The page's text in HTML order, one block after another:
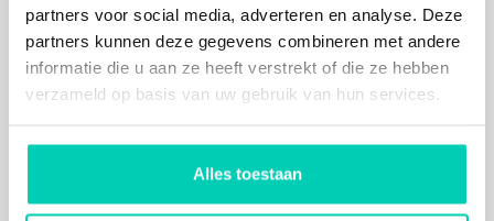
partners voor social media, adverteren en analyse. Deze
partners kunnen deze gegevens combineren met andere
informatie die u aan ze heeft verstrekt of die ze hebben
verzameld op basis van uw gebruik van hun services.
Alles toestaan
Mens, Cultuur Natuur